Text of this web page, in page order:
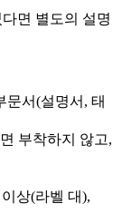
면 별도의 설명
문서(설명서, 태
부착하지 않고,
상(라벨 대),